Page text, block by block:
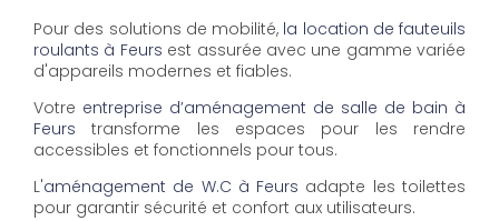
Pour des solutions de mobilité, la location de fauteuils
roulants à Feurs est assurée avec une gamme variée
d'appareils modernes et fiables.
Votre entreprise d’aménagement de salle de bain à
Feurs transforme les espaces pour les rendre
accessibles et fonctionnels pour tous.
L'aménagement de W.C à Feurs adapte les toilettes
pour garantir sécurité et confort aux utilisateurs.